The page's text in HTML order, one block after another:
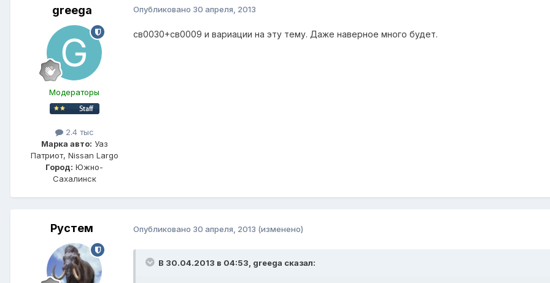
greega
Модераторы
2.4 тыс
Марка авто: Уаз
Патриот, Nissan Largo
Город: Южно-
Сахалинск
Опубликовано 30 апреля, 2013
св0030+св0009 и вариации на эту тему. Даже наверное много будет.
Рустем Опубликовано 30 апреля, 2013 (изменено)
В 30.04.2013 в 04:53, greega сказал: